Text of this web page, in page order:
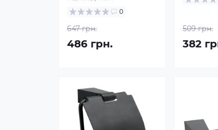
0
647 грн.
486 грн.
509 грн.
382